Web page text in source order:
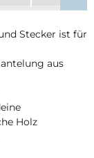
Stecker ist für
aus
Holz